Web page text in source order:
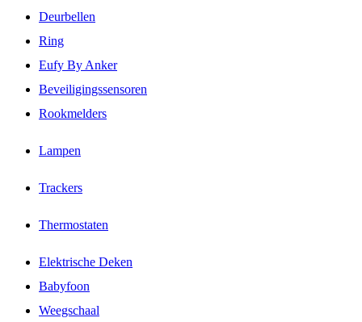
Deurbellen
Ring
Eufy By Anker
Beveiligingssensoren
Rookmelders
Lampen
Trackers
Thermostaten
Elektrische Deken
Babyfoon
Weegschaal